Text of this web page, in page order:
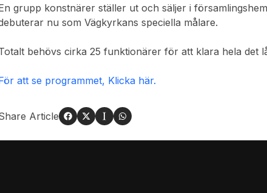
grupp konstnärer ställer ut och säljer i
nu som Vägkyrkans speciella målare.
behövs cirka 25 funktionärer för att klara hela det
att se programmet, Klicka här.
Article